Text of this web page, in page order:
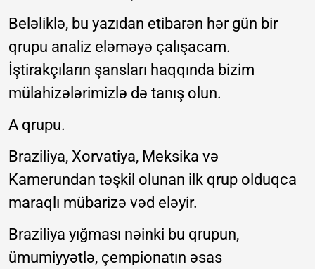
Beləliklə, bu yazıdan etibarən hər gün bir
qrupu analiz eləməyə çalışacam.
İştirakçıların şansları haqqında bizim
mülahizələrimizlə də tanış olun.
A qrupu.
Braziliya, Xorvatiya, Meksika və
Kamerundan təşkil olunan ilk qrup olduqca
maraqlı mübarizə vəd eləyir.
Braziliya yığması nəinki bu qrupun,
ümumiyyətlə, çempionatın əsas